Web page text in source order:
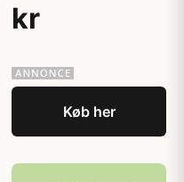
kr
Køb her